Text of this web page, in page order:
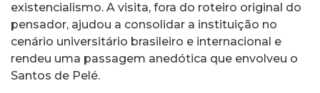
existencialismo. A visita, fora do roteiro original do
pensador, ajudou a consolidar a instituição no
cenário universitário brasileiro e internacional e
rendeu uma passagem anedótica que envolveu o
Santos de Pelé.